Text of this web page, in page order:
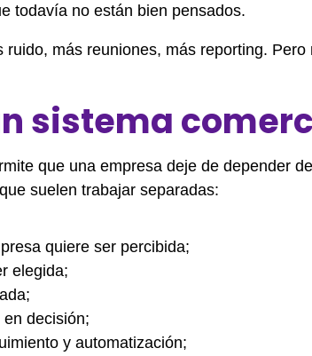
todavía no están bien pensados.
más reuniones, más reporting. Pero
sistema
que una empresa deje de depender
suelen trabajar separadas:
quiere ser percibida;
elegida;
decisión;
y automatización;